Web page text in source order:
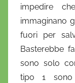
impedire
immaginano
fuori per
Basterebbe
sono solo
tipo 1